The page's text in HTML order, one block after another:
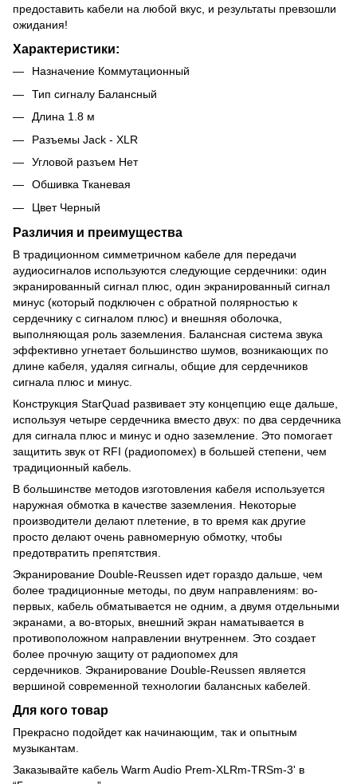
предоставить кабели на любой вкус, и результаты превзошли
ожидания!
Характеристики:
Назначение Коммутационный
Тип сигналу Балансный
Длина 1.8 м
Разъемы Jack - XLR
Угловой разъем Нет
Обшивка Тканевая
Цвет Черный
Различия и преимущества
В традиционном симметричном кабеле для передачи
аудиосигналов используются следующие сердечники: один
экранированный сигнал плюс, один экранированный сигнал
минус (который подключен с обратной полярностью к
сердечнику с сигналом плюс) и внешняя оболочка,
выполняющая роль заземления. Балансная система звука
эффективно угнетает большинство шумов, возникающих по
длине кабеля, удаляя сигналы, общие для сердечников
сигнала плюс и минус.
Конструкция StarQuad развивает эту концепцию еще дальше,
используя четыре сердечника вместо двух: по два сердечника
для сигнала плюс и минус и одно заземление. Это помогает
защитить звук от RFI (радиопомех) в большей степени, чем
традиционный кабель.
В большинстве методов изготовления кабеля используется
наружная обмотка в качестве заземления. Некоторые
производители делают плетение, в то время как другие
просто делают очень равномерную обмотку, чтобы
предотвратить препятствия.
Экранирование Double-Reussen идет гораздо дальше, чем
более традиционные методы, по двум направлениям: во-
первых, кабель обматывается не одним, а двумя отдельными
экранами, а во-вторых, внешний экран наматывается в
противоположном направлении внутреннем. Это создает
более прочную защиту от радиопомех для
сердечников. Экранирование Double-Reussen является
вершиной современной технологии балансных кабелей.
Для кого товар
Прекрасно подойдет как начинающим, так и опытным
музыкантам.
Заказывайте кабель Warm Audio Prem-XLRm-TRSm-3' в